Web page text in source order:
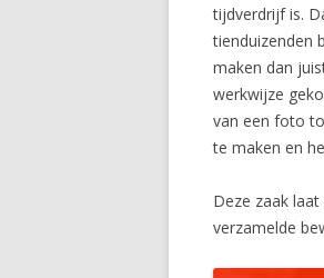
tijdverdrijf is.
tienduizenden
maken dan
werkwijze
van een foto
te maken en
Deze zaak
verzamelde